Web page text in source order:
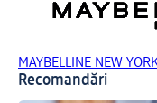
MAYBELLINE NEW
Recomandări